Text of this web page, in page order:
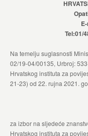
Tel:01/
Na temelju suglasnosti
02/19-04/00135, Urbroj:
Hrvatskog instituta za
21-23) od 22. rujna 2021.
za izbor na sljedeće
Hrvatskog instituta za